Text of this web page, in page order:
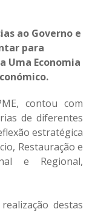
ao Governo e
para
Uma Economia
contou com
de diferentes
estratégica
Restauração e
e Regional,
destas